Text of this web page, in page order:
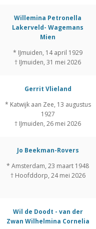
Willemina Petronella
Lakerveld- Wagemans
Mien
* IJmuiden, 14 april 1929
† IJmuiden, 31 mei 2026
Gerrit Vlieland
* Katwijk aan Zee, 13 augustus
1927
† IJmuiden, 26 mei 2026
Jo Beekman-Rovers
* Amsterdam, 23 maart 1948
† Hoofddorp, 24 mei 2026
Wil de Doodt - van der
Zwan Wilhelmina Cornelia